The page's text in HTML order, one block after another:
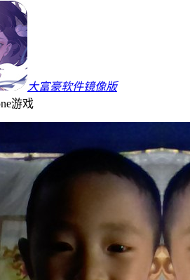
大富豪软件镜像版
游戏